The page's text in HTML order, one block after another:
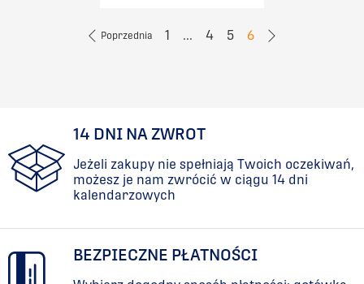
Poprzednia 1 ... 4 5 6
14 DNI NA ZWROT
Jeżeli zakupy nie spełniają Twoich oczekiwań,
możesz je nam zwrócić w ciągu 14 dni
kalendarzowych
BEZPIECZNE PŁATNOŚCI